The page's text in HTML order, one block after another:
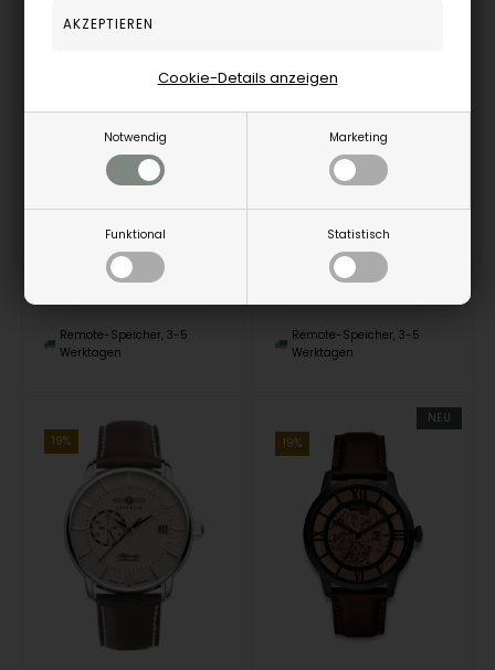
Notwendig Marketing
Funktional Statistisch
Cookie-Details anzeigen
1.439,00 EUR
Remote-Speicher, 3-5
Werktagen
293,00 EUR
Remote-Speicher, 3-5
Werktagen
19%
NEU
19%